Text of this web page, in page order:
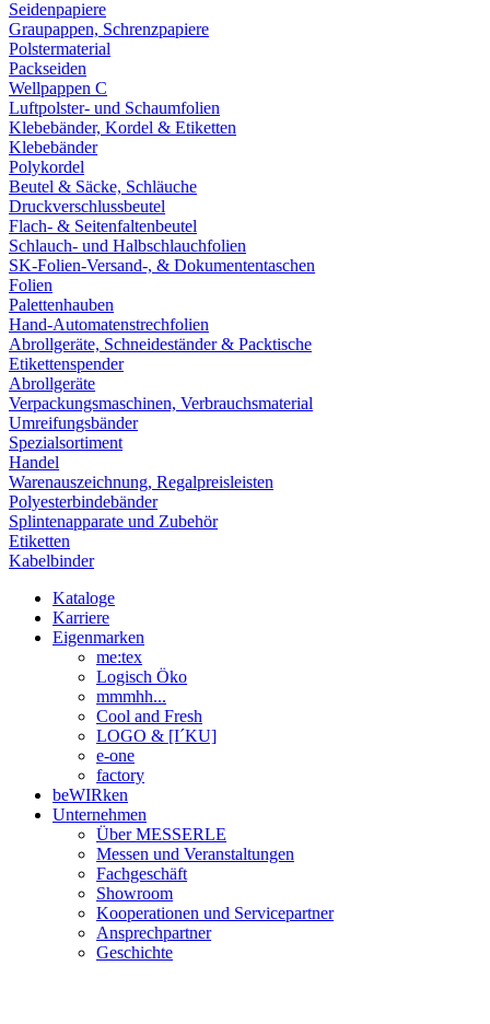
Seidenpapiere
Graupappen, Schrenzpapiere
Polstermaterial
Packseiden
Wellpappen C
Luftpolster- und Schaumfolien
Klebebänder, Kordel & Etiketten
Klebebänder
Polykordel
Beutel & Säcke, Schläuche
Druckverschlussbeutel
Flach- & Seitenfaltenbeutel
Schlauch- und Halbschlauchfolien
SK-Folien-Versand-, & Dokumententaschen
Folien
Palettenhauben
Hand-Automatenstrechfolien
Abrollgeräte, Schneideständer & Packtische
Etikettenspender
Abrollgeräte
Verpackungsmaschinen, Verbrauchsmaterial
Umreifungsbänder
Spezialsortiment
Handel
Warenauszeichnung, Regalpreisleisten
Polyesterbindebänder
Splintenapparate und Zubehör
Etiketten
Kabelbinder
Kataloge
Karriere
Eigenmarken
me:tex
Logisch Öko
mmmhh...
Cool and Fresh
LOGO & [I´KU]
e-one
factory
beWIRken
Unternehmen
Über MESSERLE
Messen und Veranstaltungen
Fachgeschäft
Showroom
Kooperationen und Servicepartner
Ansprechpartner
Geschichte